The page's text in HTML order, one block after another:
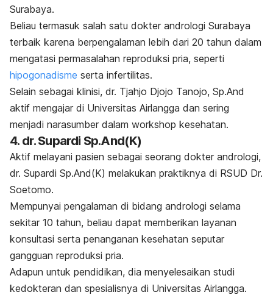
Surabaya.
Beliau termasuk salah satu dokter andrologi Surabaya
terbaik karena berpengalaman lebih dari 20 tahun dalam
mengatasi permasalahan reproduksi pria, seperti
hipogonadisme serta infertilitas.
Selain sebagai klinisi, dr. Tjahjo Djojo Tanojo, Sp.And
aktif mengajar di Universitas Airlangga dan sering
menjadi narasumber dalam workshop kesehatan.
4. dr. Supardi Sp.And(K)
Aktif melayani pasien sebagai seorang dokter andrologi,
dr. Supardi Sp.And(K) melakukan praktiknya di RSUD Dr.
Soetomo.
Mempunyai pengalaman di bidang andrologi selama
sekitar 10 tahun, beliau dapat memberikan layanan
konsultasi serta penanganan kesehatan seputar
gangguan reproduksi pria.
Adapun untuk pendidikan, dia menyelesaikan studi
kedokteran dan spesialisnya di Universitas Airlangga.